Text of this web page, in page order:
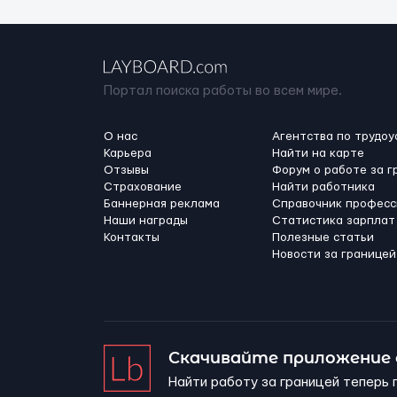
Портал поиска работы во всем мире.
О нас
Карьера
Отзывы
Страхование
Баннерная реклама
Наши награды
Контакты
Агентства по
Найти на карте
Форум о работе за
Найти работника
Справочник
Статистика зарплат
Полезные статьи
Новости за границей
Скачивайте
Найти работу за границей теперь